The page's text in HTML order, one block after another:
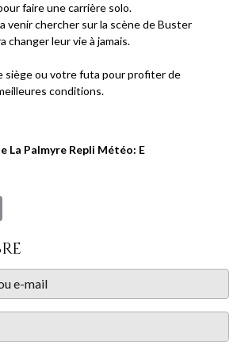
faire une carrière solo.
venir chercher sur la scène de Buster
changer leur vie à jamais.
siège ou votre futa pour profiter de
conditions.
La Palmyre Repli Météo: E